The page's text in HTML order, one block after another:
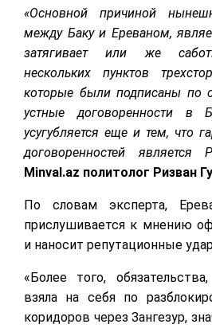
«Основной причиной
между Баку и Ереваном,
затягивает или же
нескольких пунктов
которые были подписаны по
устные договоренности в
усугубляется еще и тем, что
договоренностей является
Minval.az политолог Ризван
По словам эксперта,
прислушивается к мнению
и наносит репутационные
«Более того,
взяла на себя по
коридоров через Зангезур,